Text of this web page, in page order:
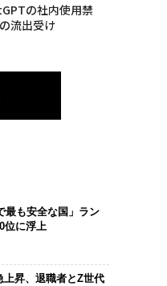
の社内使用禁
流出受け
最も安全な国」ラン
位に浮上
上昇、退職者とZ世代